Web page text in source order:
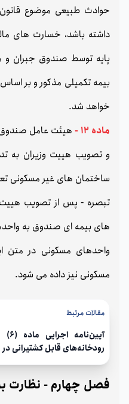
حوادث طبیعی موضوع
داشته باشد، خسارت های
پایه توسط صندوق جبران و
بیمه تکمیلی مذکور و بر
خواهد شد.
ماده 12 -
هیئت عامل صندوق
و تصویب هییت وزیران به
ساختمان های غیر مسکونی
تبصره - پس از تصویب
های بیمه ای صندوق به
واحدهای مسکونی در متن
مسکونی نیز داده می شود.
مقالات مرتبط
رودخانه‌های قابل کشتیرانی
فصل چهارم - نظارت